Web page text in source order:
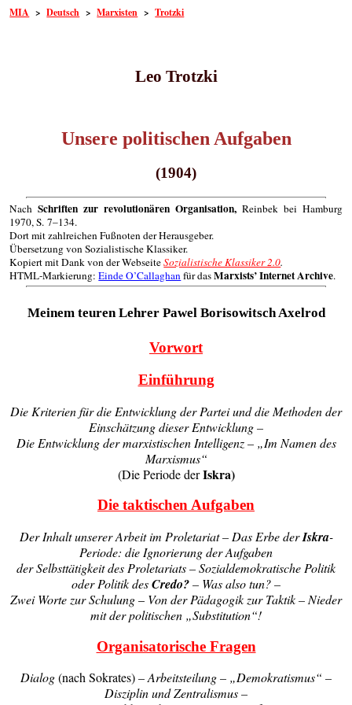
MIA >Deutsch >Marxisten >Trotzki
Leo Trotzki
Unsere politischen Aufgaben
(1904)
NachSchriften zur revolutionären Organisation,Reinbek bei Hamburg
1970, S. 7–134.
Dort mit zahlreichen Fußnoten der Herausgeber.
Übersetzung von Sozialistische Klassiker.
Kopiert mit Dank von der WebseiteSozialistische Klassiker 2.0.
HTML-Markierung:Einde O’Callaghan für dasMarxists’ Internet Archive.
Meinem teuren Lehrer Pawel Borisowitsch Axelrod
Vorwort
Einführung
Die Kriterien für die Entwicklung der Partei und die Methoden der
Einschätzung dieser Entwicklung –
Die Entwicklung der marxistischen Intelligenz – „Im Namen des
Marxismus“
(Die Periode derIskra)
Die taktischen Aufgaben
Der Inhalt unserer Arbeit im Proletariat – Das Erbe derIskra-
Periode: die Ignorierung der Aufgaben
der Selbsttätigkeit des Proletariats – Sozialdemokratische Politik
oder Politik desCredo?– Was also tun? –
Zwei Worte zur Schulung– Von der Pädagogik zur Taktik – Nieder
mit der politischen „Substitution“!
Organisatorische Fragen
Dialog(nach Sokrates)– Arbeitsteilung – „Demokratismus“ –
Disziplin und Zentralismus –